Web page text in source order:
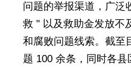
问题的举报渠道，广泛
救 " 以及救助金发放不
和腐败问题线索。截至
题 100 余条，同时各